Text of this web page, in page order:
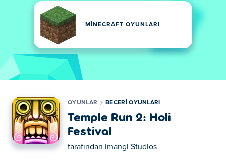
MINECRAFT OYUNLARI
OYUNLAR BECERI OYUNLARI
Temple Run 2: Holi
Festival
tarafından Imangi Studios